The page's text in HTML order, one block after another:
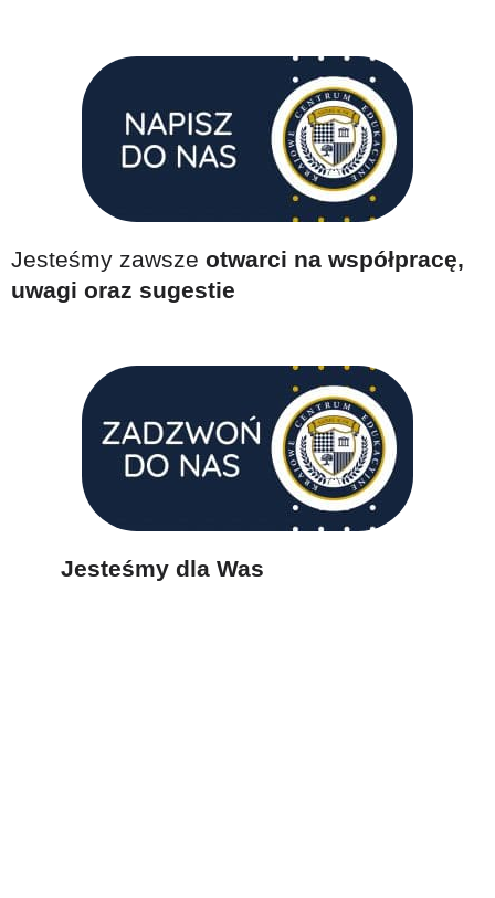
Jesteśmy zawsze otwarci na współpracę,
uwagi oraz sugestie
Jesteśmy dla Was